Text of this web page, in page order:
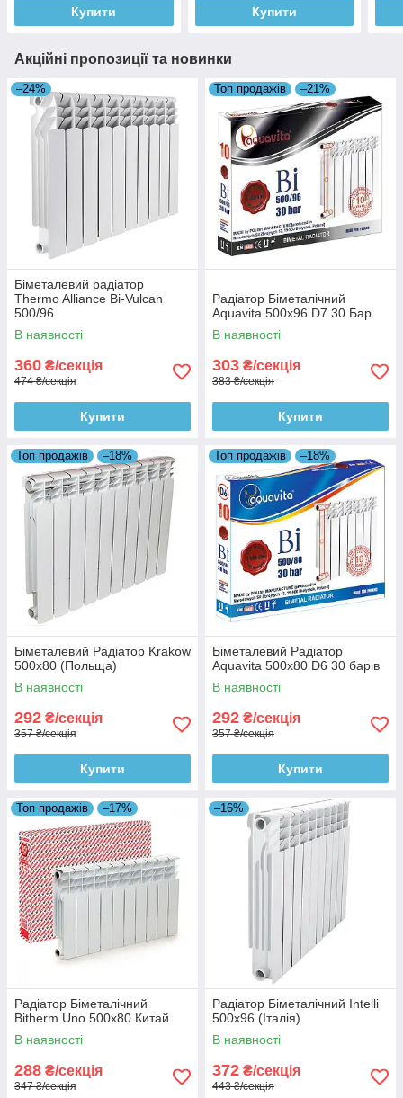
Купити Купити
Акційні пропозиції та новинки
–24%
Біметалевий радіатор
Thermo Alliance Bi-Vulcan
500/96
В наявності
360 ₴/секція
474 ₴/секція
Купити
Топ продажів –21%
Радіатор Біметалічний
Aquavita 500х96 D7 30 Бар
В наявності
303 ₴/секція
383 ₴/секція
Купити
Топ продажів –18%
Біметалевий Радіатор Krakow
500x80 (Польща)
В наявності
292 ₴/секція
357 ₴/секція
Купити
Топ продажів –18%
Біметалевий Радіатор
Aquavita 500x80 D6 30 барів
В наявності
292 ₴/секція
357 ₴/секція
Купити
Топ продажів –17%
Радіатор Біметалічний
Bitherm Uno 500х80 Китай
В наявності
288 ₴/секція
347 ₴/секція
–16%
Радіатор Біметалічний Intelli
500x96 (Італія)
В наявності
372 ₴/секція
443 ₴/секція